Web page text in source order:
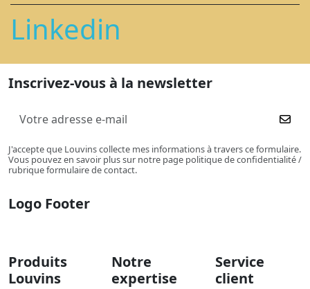
Linkedin
Inscrivez-vous à la newsletter
J'accepte que Louvins collecte mes informations à travers ce formulaire.
Vous pouvez en savoir plus sur notre page politique de confidentialité /
rubrique formulaire de contact.
Logo Footer
Produits
Louvins
Notre
expertise
Service
client